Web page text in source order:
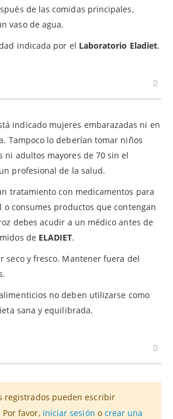
de las comidas principales,
vaso de agua.
indicada por el Laboratorio Eladiet.
indicado mujeres embarazadas ni en
Tampoco lo deberían tomar niños
ni adultos mayores de 70 sin el
profesional de la salud.
tratamiento con medicamentos para
consumes productos que contengan
debes acudir a un médico antes de
de ELADIET.
seco y fresco. Mantener fuera del
no deben utilizarse como
sana y equilibrada.
registrados pueden escribir
favor, iniciar sesión o crear una